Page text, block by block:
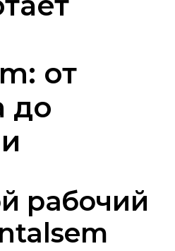
от
до
рабочий